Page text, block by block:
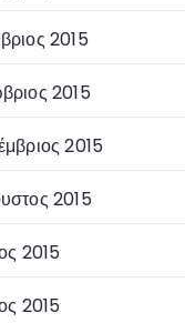
2015
2015
2015
2015
2015
2015